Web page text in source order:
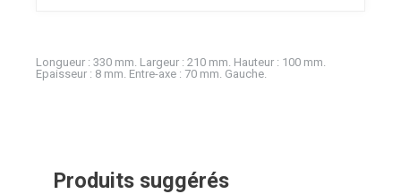
Longueur : 330 mm. Largeur : 210 mm. Hauteur : 100 mm.
Epaisseur : 8 mm. Entre-axe : 70 mm. Gauche.
Produits suggérés